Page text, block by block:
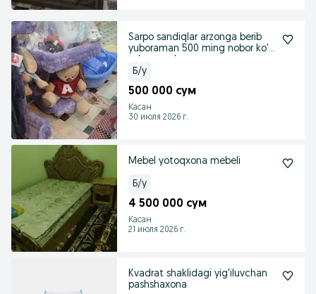
Sarpo sandiqlar arzonga berib
yuboraman 500 ming nobor ko'p
Б/у
500 000 сум
Касан
30 июля 2026 г.
Mebel yotoqxona mebeli
Б/у
4 500 000 сум
Касан
21 июля 2026 г.
Kvadrat shaklidagi yig'iluvchan
pashshaxona